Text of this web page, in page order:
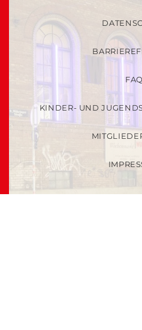
FAQ
KINDER- UND